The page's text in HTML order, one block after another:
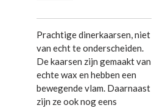
Prachtige dinerkaarsen, niet
van echt te onderscheiden.
De kaarsen zijn gemaakt van
echte wax en hebben een
bewegende vlam. Daarnaast
zijn ze ook nog eens